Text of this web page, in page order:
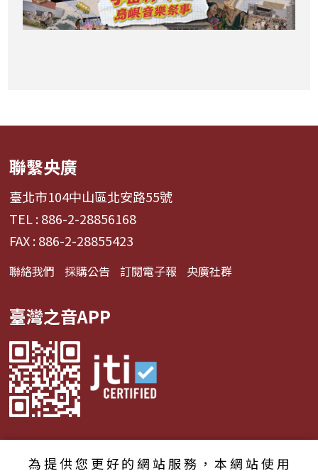
聯繫央廣
臺北市104中山區北安路55號
TEL : 886-2-28856168
FAX : 886-2-28855423
聯絡我們 採購公告 訂閱電子報 央廣社群
臺灣之音APP
為提供您更好的網站服務，本網站使用